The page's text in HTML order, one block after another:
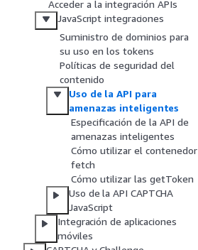
Acceder a la integración APIs
JavaScript integraciones
Suministro de dominios para
su uso en los tokens
Políticas de seguridad del
contenido
Uso de la API para
amenazas inteligentes
Especificación de la API de
amenazas inteligentes
Cómo utilizar el contenedor
fetch
Cómo utilizar las getToken
Uso de la API CAPTCHA
JavaScript
Integración de aplicaciones
móviles